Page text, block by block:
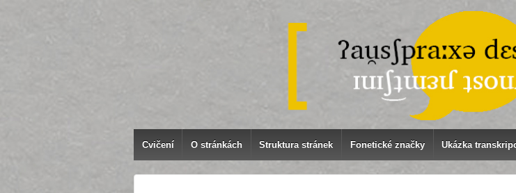
Cvičení O stránkách Struktura stránek Fonetické značky Ukázka